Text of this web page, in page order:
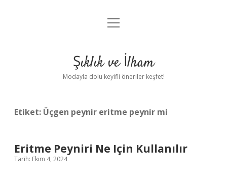
Anasayfa
Yasal Uyarı
menüyü
Şıklık ve İlham
Modayla dolu keyifli öneriler keşfet!
Etiket: Üçgen peynir eritme peynir mi
Eritme Peyniri Ne Için Kullanılır
Tarih: Ekim 4, 2024